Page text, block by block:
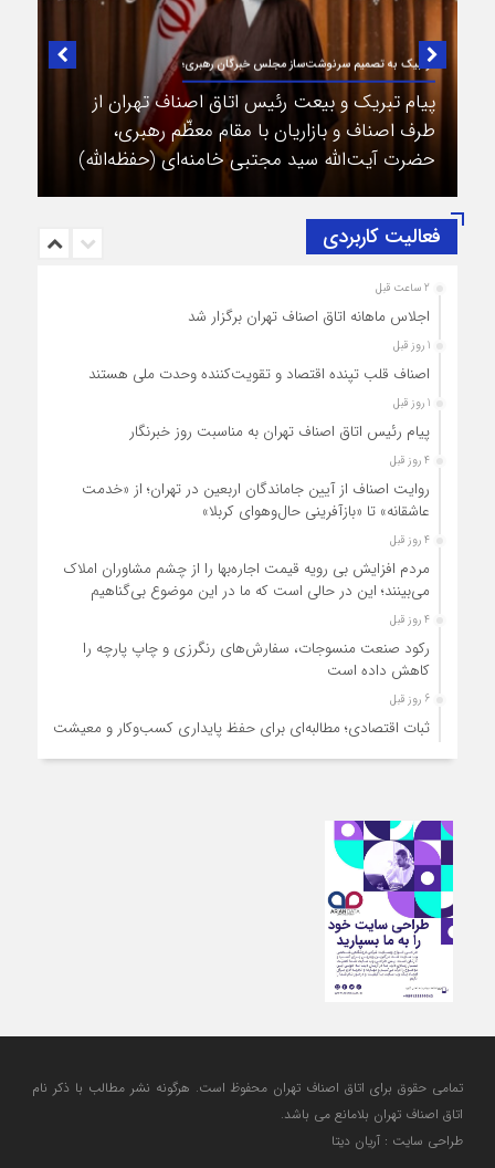
در لبیک به تصمیم سرنوشت‌ساز مجلس خبرگان رهبری؛
پیام تبریک و بیعت رئیس اتاق اصناف تهران از
طرف اصناف و بازاریان با مقام معظّم رهبری،
حضرت آیت‌الله سید مجتبی خامنه‌ای (حفظه‌الله)
فعالیت کاربردی
2 ساعت قبل
اجلاس ماهانه اتاق اصناف تهران برگزار شد
1 روز قبل
اصناف قلب تپنده اقتصاد و تقویت‌کننده وحدت ملی هستند
1 روز قبل
پیام رئیس اتاق اصناف تهران به مناسبت روز خبرنگار
4 روز قبل
روایت اصناف از آیین جاماندگان اربعین در تهران؛ از «خدمت
عاشقانه» تا «بازآفرینی حال‌وهوای کربلا»
4 روز قبل
مردم افزایش بی رویه قیمت اجاره‌بها را از چشم مشاوران املاک
می‌بینند؛ این در حالی است که ما در این موضوع بی‌گناهیم
4 روز قبل
رکود صنعت منسوجات، سفارش‌های رنگرزی و چاپ پارچه را
کاهش داده است
6 روز قبل
ثبات اقتصادی؛ مطالبه‌ای برای حفظ پایداری کسب‌وکار و معیشت
ضرورت امروز صنف
آمادگی دولت برای واگذاری اختیارات بازار به اصناف/ تأکید بر نقش
کالابرگ در حمایت از معیشت
مشکلات صنف تأمین مواد اولیه باکیفیت و نوسازی تجهیزات و
آموزش‌های تخصصی و فنی است
تمامی حقوق برای اتاق اصناف تهران محفوظ است. هرگونه نشر مطالب با ذكر نام
اتاق اصناف تهران بلامانع مي باشد.
طراحی سایت : آریان دیتا